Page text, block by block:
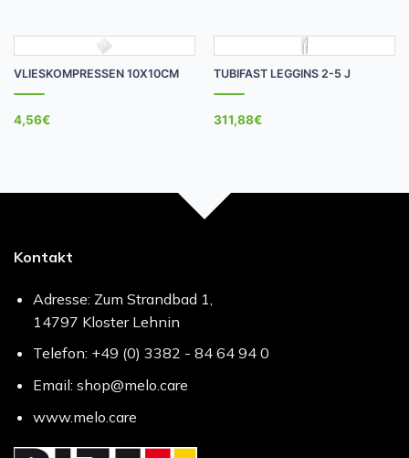
VLIESKOMPRESSEN 10X10CM
4,56€
TUBIFAST LEGGINS 2-5 J
311,88€
Kontakt
Adresse: Zum Strandbad 1,
14797 Kloster Lehnin
Telefon: +49 (0) 3382 - 84 64 94 0
Email: shop@melo.care
www.melo.care